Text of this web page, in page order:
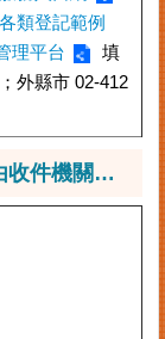
各類登記範例
理平台
填
外縣市 02-412
Step3：公司所轄登記機關申請(可由收件機關代收轉送正確之申登機關)